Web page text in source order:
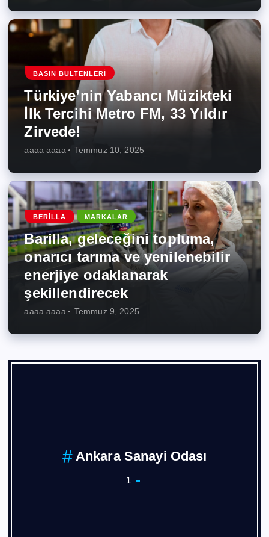
BASIN BÜLTENLERI
Türkiye’nin Yabancı Müzikteki
İlk Tercihi Metro FM, 33 Yıldır
Zirvede!
aaaa aaaa Temmuz 10, 2025
BERILLA MARKALAR
Barilla, geleceğini topluma,
onarıcı tarıma ve yenilenebilir
enerjiye odaklanarak
şekillendirecek
aaaa aaaa Temmuz 9, 2025
Ankara Sanayi Odası
1